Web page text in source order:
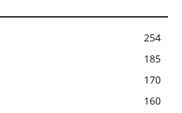
254
185
170
160